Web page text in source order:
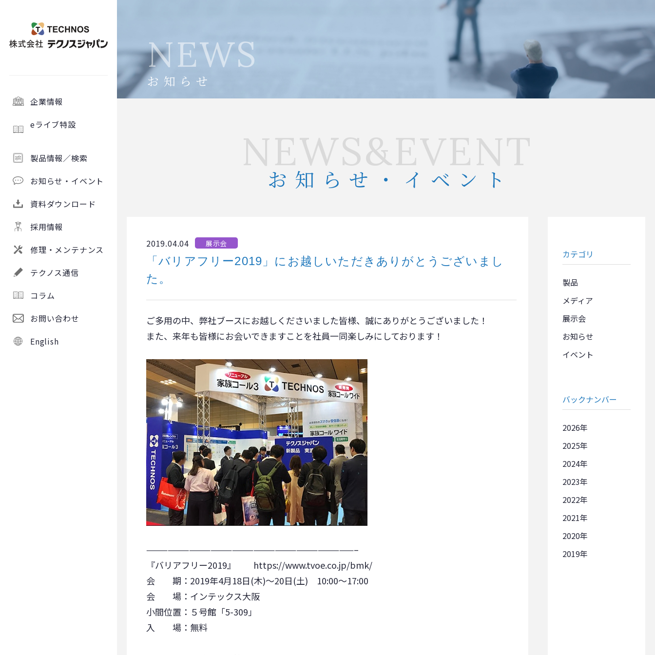
企業情報
eライブ特設
製品情報／検索
お知らせ・イベント
資料ダウンロード
採用情報
修理・メンテナンス
テクノス通信
コラム
お問い合わせ
English
NEWS
お知らせ
NEWS&EVENT
お知らせ・イベント
2019.04.04 展示会
「バリアフリー2019」にお越しいただきありがとうございまし
た。
ご多用の中、弊社ブースにお越しくださいました皆様、誠にありがとうございました！
また、来年も皆様にお会いできますことを社員一同楽しみにしております！
—————————————————————————————–
『バリアフリー2019』 https://www.tvoe.co.jp/bmk/
会 期：2019年4月18日(木)～20日(土) 10:00～17:00
会 場：インテックス大阪
小間位置：５号館「5-309」
入 場：無料
カテゴリ
製品
メディア
展示会
お知らせ
イベント
バックナンバー
2026
2025
2024
2023
2022
2021
2020
2019